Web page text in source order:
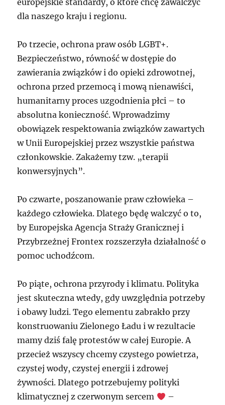
europejskie standardy, o które chcę zawalczyć
dla naszego kraju i regionu.
Po trzecie, ochrona praw osób LGBT+.
Bezpieczeństwo, równość w dostępie do
zawierania związków i do opieki zdrowotnej,
ochrona przed przemocą i mową nienawiści,
humanitarny proces uzgodnienia płci – to
absolutna konieczność. Wprowadzimy
obowiązek respektowania związków zawartych
w Unii Europejskiej przez wszystkie państwa
członkowskie. Zakażemy tzw. „terapii
konwersyjnych”.
Po czwarte, poszanowanie praw człowieka –
każdego człowieka. Dlatego będę walczyć o to,
by Europejska Agencja Straży Granicznej i
Przybrzeżnej Frontex rozszerzyła działalność o
pomoc uchodźcom.
Po piąte, ochrona przyrody i klimatu. Polityka
jest skuteczna wtedy, gdy uwzględnia potrzeby
i obawy ludzi. Tego elementu zabrakło przy
konstruowaniu Zielonego Ładu i w rezultacie
mamy dziś falę protestów w całej Europie. A
przecież wszyscy chcemy czystego powietrza,
czystej wody, czystej energii i zdrowej
żywności. Dlatego potrzebujemy polityki
klimatycznej z czerwonym sercem
–